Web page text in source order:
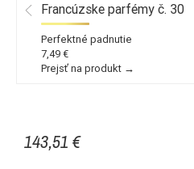
Francúzske parfémy č. 30
Perfektné padnutie
7,49 €
Prejsť na produkt →
143,51 €